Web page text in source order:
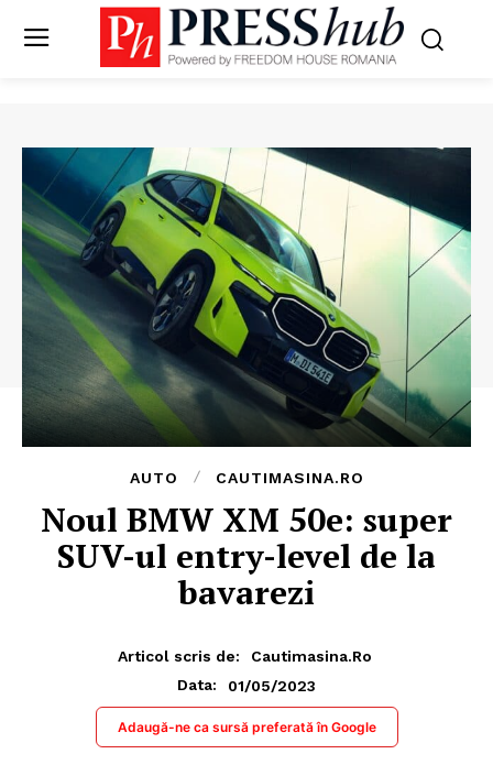
AUTO CAUTIMASINA.RO
Noul BMW XM 50e: super
SUV-ul entry-level de la
bavarezi
Articol scris de:
Cautimasina.ro
Data:
01/05/2023
Adaugă-ne ca sursă preferată în Google